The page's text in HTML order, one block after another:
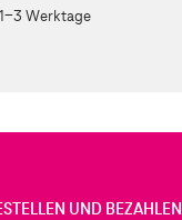
3 Werktage
UND BEZAHLEN